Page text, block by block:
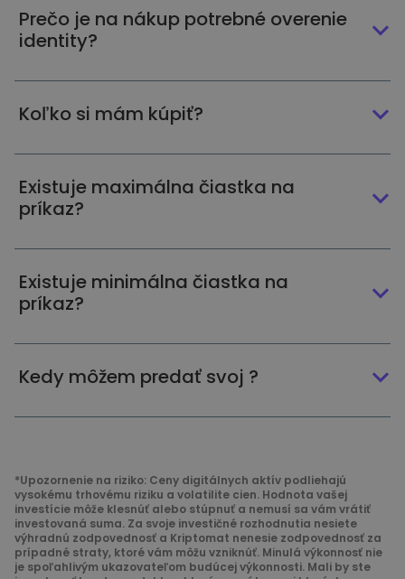
Prečo je na nákup potrebné overenie
identity?
Koľko si mám kúpiť?
Existuje maximálna čiastka na
príkaz?
Existuje minimálna čiastka na
príkaz?
Kedy môžem predať svoj ?
*Upozornenie na riziko: Ceny digitálnych aktív podliehajú
vysokému trhovému riziku a volatilite cien. Hodnota vašej
investície môže klesnúť alebo stúpnuť a nemusí sa vám vrátiť
investovaná suma. Za svoje investičné rozhodnutia nesiete
výhradnú zodpovednosť a Kriptomat nenesie zodpovednosť za
prípadné straty, ktoré vám môžu vzniknúť. Minulá výkonnosť nie
je spoľahlivým ukazovateľom budúcej výkonnosti. Mali by ste